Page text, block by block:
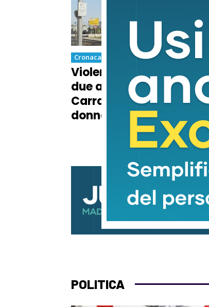
Cronaca
Violento scontro fra
due auto nella notte a
Carrara: grave una
donna di 58 anni
POLITICA